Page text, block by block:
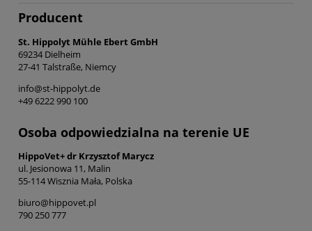
Producent
St. Hippolyt Mühle Ebert GmbH
69234 Dielheim
27-41 Talstraße, Niemcy
info@st-hippolyt.de
+49 6222 990 100
Osoba odpowiedzialna na terenie UE
HippoVet+ dr Krzysztof Marycz
ul. Jesionowa 11, Malin
55-114 Wisznia Mała, Polska
biuro@hippovet.pl
790 250 777